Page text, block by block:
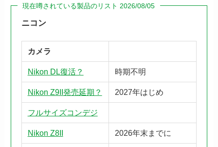
現在噂されている製品のリスト 2026/08/05
ニコン
カメラ
Nikon DL復活？ 時期不明
Nikon Z9II発売延期？ 2027年はじめ
フルサイズコンデジ
Nikon Z8II 2026年末までに